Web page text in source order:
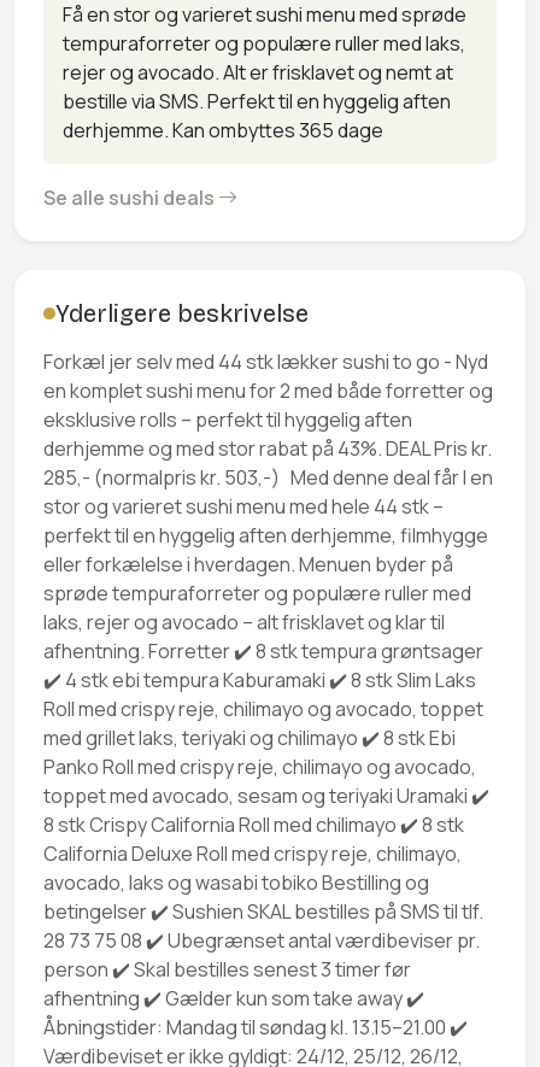
Få en stor og varieret sushi menu med sprøde
tempuraforreter og populære ruller med laks,
rejer og avocado. Alt er frisklavet og nemt at
bestille via SMS. Perfekt til en hyggelig aften
derhjemme.Kan ombyttes 365 dage
Se alle sushi deals
Yderligere beskrivelse
Forkæl jer selv med 44 stk lækker sushi to go - Nyd
en komplet sushi menu for 2 med både forretter og
eksklusive rolls – perfekt til hyggelig aften
derhjemme og med stor rabat på 43%. DEAL Pris kr.
285,- (normalpris kr. 503,-) Med denne deal får I en
stor og varieret sushi menu med hele 44 stk –
perfekt til en hyggelig aften derhjemme, filmhygge
eller forkælelse i hverdagen. Menuen byder på
sprøde tempuraforreter og populære ruller med
laks, rejer og avocado – alt frisklavet og klar til
afhentning. Forretter ✔️ 8 stk tempura grøntsager
✔️ 4 stk ebi tempura Kaburamaki ✔️ 8 stk Slim Laks
Roll med crispy reje, chilimayo og avocado, toppet
med grillet laks, teriyaki og chilimayo ✔️ 8 stk Ebi
Panko Roll med crispy reje, chilimayo og avocado,
toppet med avocado, sesam og teriyaki Uramaki ✔️
8 stk Crispy California Roll med chilimayo ✔️ 8 stk
California Deluxe Roll med crispy reje, chilimayo,
avocado, laks og wasabi tobiko Bestilling og
betingelser ✔️ Sushien SKAL bestilles på SMS til tlf.
28 73 75 08 ✔️ Ubegrænset antal værdibeviser pr.
person ✔️ Skal bestilles senest 3 timer før
afhentning ✔️ Gælder kun som take away ✔️
Åbningstider: Mandag til søndag kl. 13.15–21.00 ✔️
Værdibeviset er ikke gyldigt: 24/12, 25/12, 26/12,